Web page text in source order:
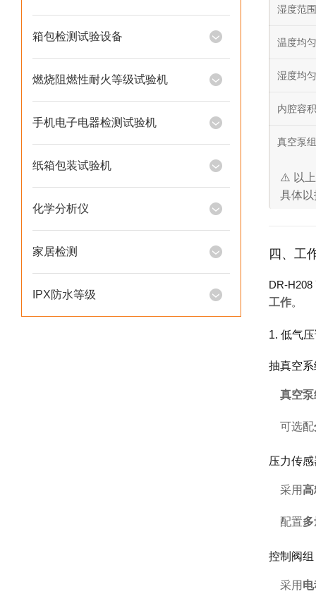
箱包检测试验设备
燃烧阻燃性耐火等级试验机
手机电子电器检测试验机
纸箱包装试验机
化学分析仪
家居检测
IPX防水等级
湿度范围
温度均
湿度均
内腔容积
真空泵组
⚠️ 以上
具体
四、工
DR-
工作。
1. 低气
抽真空系
真空泵
可选配
压力传感
采用高
配置
控制阀组
采用